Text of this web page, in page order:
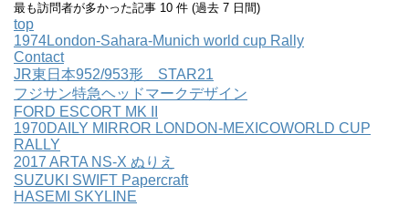
最も訪問者が多かった記事 10 件 (過去 7 日間)
top
1974London-Sahara-Munich world cup Rally
Contact
JR東日本952/953形 STAR21
フジサン特急ヘッドマークデザイン
FORD ESCORT MK II
1970DAILY MIRROR LONDON-MEXICOWORLD CUP
RALLY
2017 ARTA NS-X ぬりえ
SUZUKI SWIFT Papercraft
HASEMI SKYLINE